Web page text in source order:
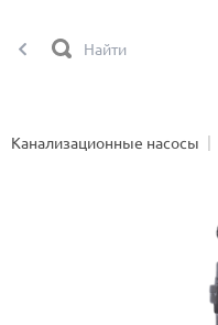
Канализационные насосы